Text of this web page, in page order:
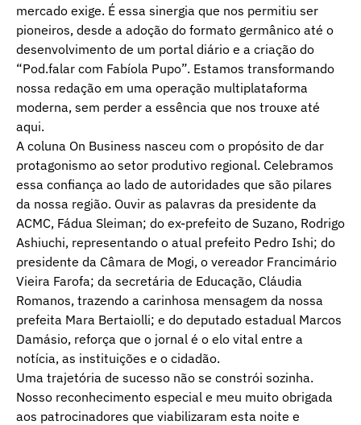
mercado exige. É essa sinergia que nos permitiu ser
pioneiros, desde a adoção do formato germânico até o
desenvolvimento de um portal diário e a criação do
“Pod.falar com Fabíola Pupo”. Estamos transformando
nossa redação em uma operação multiplataforma
moderna, sem perder a essência que nos trouxe até
aqui.
A coluna On Business nasceu com o propósito de dar
protagonismo ao setor produtivo regional. Celebramos
essa confiança ao lado de autoridades que são pilares
da nossa região. Ouvir as palavras da presidente da
ACMC, Fádua Sleiman; do ex-prefeito de Suzano, Rodrigo
Ashiuchi, representando o atual prefeito Pedro Ishi; do
presidente da Câmara de Mogi, o vereador Francimário
Vieira Farofa; da secretária de Educação, Cláudia
Romanos, trazendo a carinhosa mensagem da nossa
prefeita Mara Bertaiolli; e do deputado estadual Marcos
Damásio, reforça que o jornal é o elo vital entre a
notícia, as instituições e o cidadão.
Uma trajetória de sucesso não se constrói sozinha.
Nosso reconhecimento especial e meu muito obrigada
aos patrocinadores que viabilizaram esta noite e